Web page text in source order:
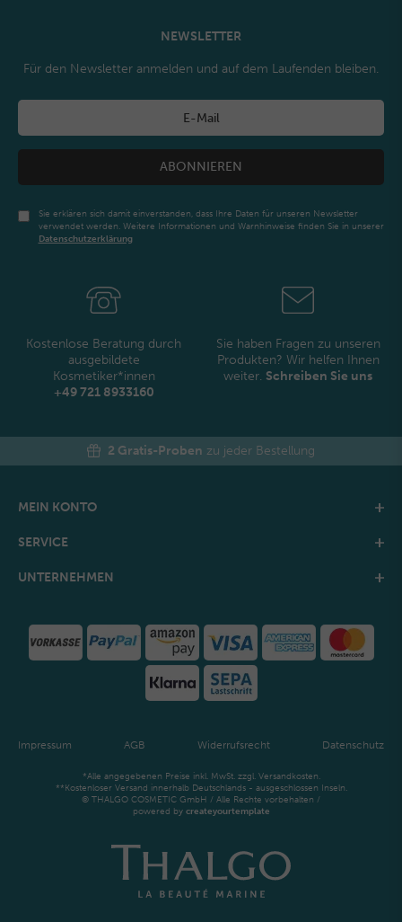
NEWSLETTER
Für den Newsletter anmelden und auf dem Laufenden bleiben.
ABONNIEREN
Sie erklären sich damit einverstanden, dass Ihre Daten für unseren Newsletter
verwendet werden. Weitere Informationen und Warnhinweise finden Sie in unserer
Daten­schutz­erklärung
Kostenlose Beratung durch
ausgebildete
Kosmetiker*innen
+49 721 8933160
Sie haben Fragen zu unseren
Produkten? Wir helfen Ihnen
weiter. Schreiben Sie uns
2 Gratis-Proben zu jeder Bestellung
MEIN KONTO
SERVICE
UNTERNEHMEN
Impressum AGB Widerrufsrecht Datenschutz
*Alle angegebenen Preise inkl. MwSt. zzgl. Versandkosten.
**Kostenloser Versand innerhalb Deutschlands - ausgeschlossen Inseln.
© THALGO COSMETIC GmbH / Alle Rechte vorbehalten /
powered by createyourtemplate